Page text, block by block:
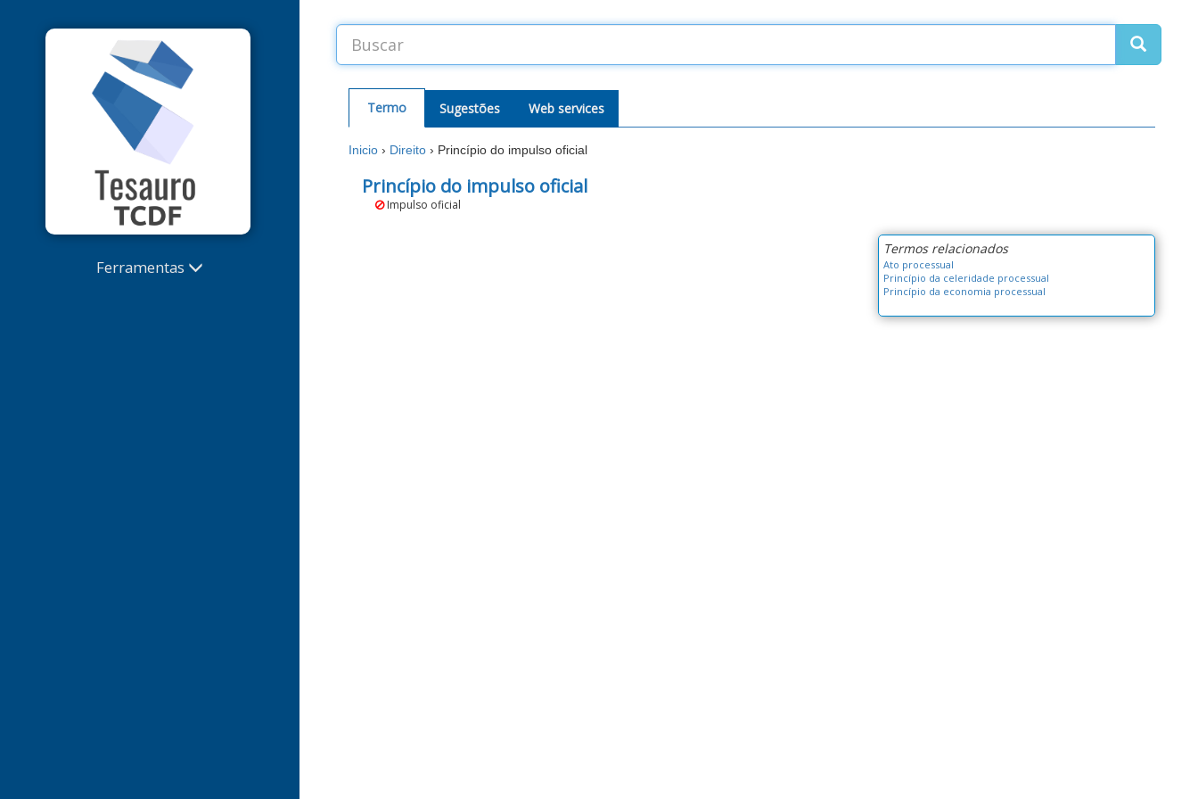
Ferramentas
Termo Sugestões Web services
Inicio › Direito › Princípio do impulso oficial
Princípio do impulso oficial
Impulso oficial
Termos relacionados
Ato processual
Princípio da celeridade processual
Princípio da economia processual